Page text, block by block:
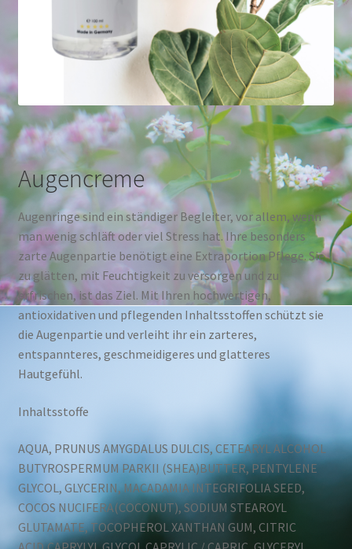
Augencreme
Augenringe sind ein ständiger Begleiter, vor allem, wenn
man wenig schläft oder viel Stress hat. Ihre besonders
zarte Augenpartie benötigt eine Extraportion Pflege. Sie
zu glätten, mit Feuchtigkeit zu versorgen und zu
erfrischen, ist das Ziel. Mit Ihren hochwertigen,
antioxidativen und pflegenden Inhaltsstoffen schützt sie
die Augenpartie und verleiht ihr ein zarteres,
entspannteres, geschmeidigeres und glatteres
Hautgefühl.
Inhaltsstoffe
AQUA, PRUNUS AMYGDALUS DULCIS, CETEARYL ALCOHOL
BUTYROSPERMUM PARKII (SHEA)BUTTER, PENTYLENE
GLYCOL, GLYCERIN, MACADAMIA INTEGRIFOLIA SEED,
COCOS NUCIFERA(COCONUT), SODIUM STEAROYL
GLUTAMATE, TOCOPHEROL XANTHAN GUM, CITRIC